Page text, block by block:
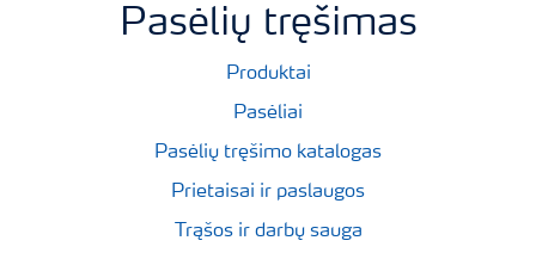
Pasėlių tręšimas
Produktai
Pasėliai
Pasėlių tręšimo katalogas
Prietaisai ir paslaugos
Trąšos ir darbų sauga